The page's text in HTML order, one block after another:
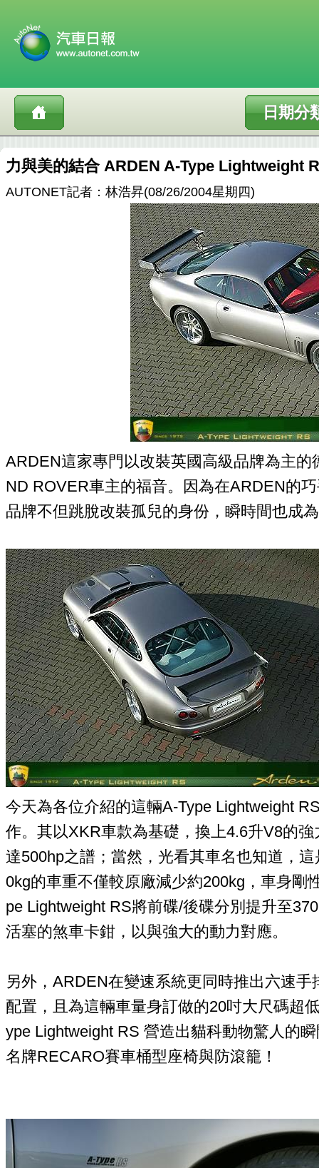
日期分
力與美的結合 ARDEN A-Type Lightweight
AUTONET記者：林浩昇(08/26/2004星期四)
ARDEN這家專門以改裝英國高級品牌為主
ND ROVER車主的福音。因為在ARDEN的
品牌不但跳脫改裝孤兒的身份，瞬時間也成
今天為各位介紹的這輛A-Type Lightweight
作。其以XKR車款為基礎，換上4.6升V8的
達500hp之譜；當然，光看其車名也知道，
0kg的車重不僅較原廠減少約200kg，車身剛
pe Lightweight RS將前碟/後碟分別提升至
活塞的煞車卡鉗，以與強大的動力對應。
另外，ARDEN在變速系統更同時推出六速
配置，且為這輛車量身訂做的20吋大尺碼超
ype Lightweight RS 營造出貓科動物驚人的
名牌RECARO賽車桶型座椅與防滾籠！